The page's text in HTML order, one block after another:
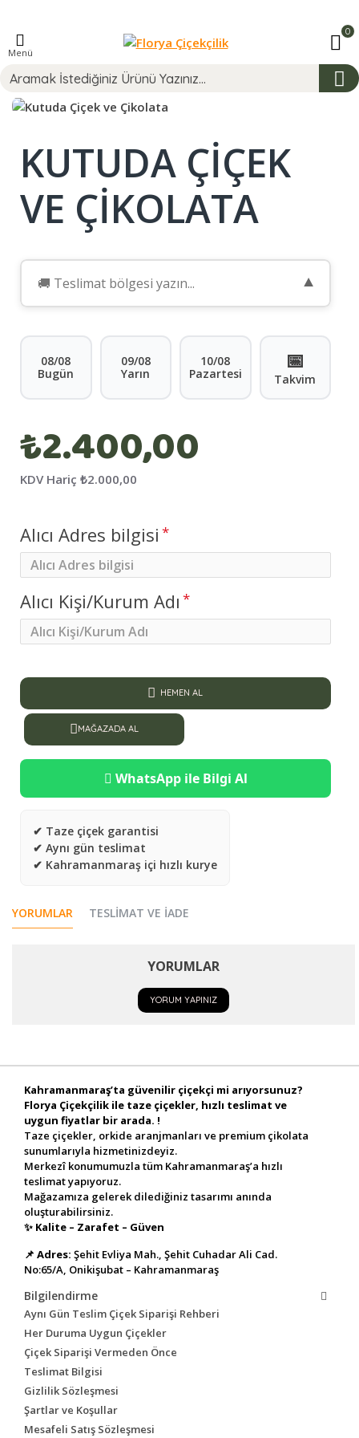
Menü
0
KUTUDA ÇIÇEK
VE ÇIKOLATA
▼
08/08
Bugün
09/08
Yarın
10/08
Pazartesi
📅
Takvim
₺2.400,00
KDV Hariç ₺2.000,00
Alıcı Adres bilgisi
Alıcı Kişi/Kurum Adı
HEMEN AL
MAĞAZADA AL
WhatsApp ile Bilgi Al
✔ Taze çiçek garantisi
✔ Aynı gün teslimat
✔ Kahramanmaraş içi hızlı kurye
YORUMLAR TESLIMAT VE İADE
YORUMLAR
YORUM YAPINIZ
Kahramanmaraş’ta güvenilir çiçekçi mi arıyorsunuz?
Florya Çiçekçilik ile taze çiçekler, hızlı teslimat ve
uygun fiyatlar bir arada. !
Taze çiçekler, orkide aranjmanları ve premium çikolata
sunumlarıyla hizmetinizdeyiz.
Merkezî konumumuzla tüm Kahramanmaraş’a hızlı
teslimat yapıyoruz.
Mağazamıza gelerek dilediğiniz tasarımı anında
oluşturabilirsiniz.
✨ Kalite – Zarafet – Güven
📌 Adres: Şehit Evliya Mah., Şehit Cuhadar Ali Cad.
No:65/A, Onikişubat – Kahramanmaraş
Bilgilendirme
Aynı Gün Teslim Çiçek Siparişi Rehberi
Her Duruma Uygun Çiçekler
Çiçek Siparişi Vermeden Önce
Teslimat Bilgisi
Gizlilik Sözleşmesi
Şartlar ve Koşullar
Mesafeli Satış Sözleşmesi